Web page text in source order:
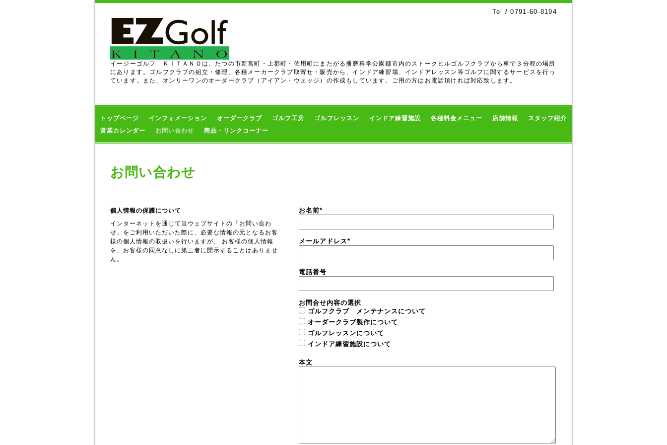
Tel / 0791-60-8194
イージーゴルフ ＫＩＴＡＮＯは、たつの市新宮町・上郡町・佐用町にまたがる播磨科学公園都市内のストークヒルゴルフクラブから車で３分程の場所
にあります。ゴルフクラブの組立・修理、各種メーカークラブ取寄せ・販売から、インドア練習場、インドアレッスン等ゴルフに関するサービスを行っ
ています。また、オンリーワンのオーダークラブ（アイアン・ウェッジ）の作成もしています。ご用の方はお電話頂ければ対応致します。
トップページ インフォメーション オーダークラブ ゴルフ工房 ゴルフレッスン インドア練習施設 各種料金メニュー 店舗情報
スタッフ紹介
営業カレンダー
お問い合わせ 商品・リンクコーナー
お問い合わせ
個人情報の保護について
インターネットを通じて当ウェブサイトの「お問い合わ
せ」をご利用いただいた際に、必要な情報の元となるお客
様の個人情報の取扱いを行いますが、 お客様の個人情報
を、お客様の同意なしに第三者に開示することはありませ
ん。
お名前*
メールアドレス*
電話番号
お問合せ内容の選択
ゴルフクラブ メンテナンスについて
オーダークラブ製作について
ゴルフレッスンについて
インドア練習施設について
本文